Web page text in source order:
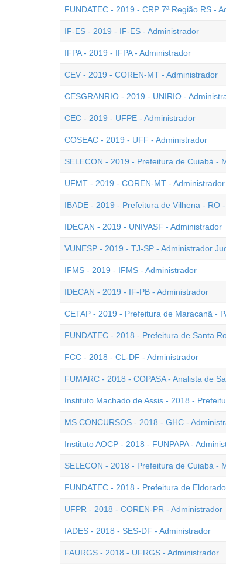
FUNDATEC - 2019 - CRP 7ª Região RS -
IF-ES - 2019 - IF-ES - Administrador
IFPA - 2019 - IFPA - Administrador
CEV - 2019 - COREN-MT - Administrador
CESGRANRIO - 2019 - UNIRIO -
CEC - 2019 - UFPE - Administrador
COSEAC - 2019 - UFF - Administrador
SELECON - 2019 - Prefeitura de Cuiabá -
UFMT - 2019 - COREN-MT - Administrador
IBADE - 2019 - Prefeitura de Vilhena - RO
IDECAN - 2019 - UNIVASF - Administrador
VUNESP - 2019 - TJ-SP - Administrador
IFMS - 2019 - IFMS - Administrador
IDECAN - 2019 - IF-PB - Administrador
CETAP - 2019 - Prefeitura de Maracanã -
FUNDATEC - 2018 - Prefeitura de Santa
FCC - 2018 - CL-DF - Administrador
FUMARC - 2018 - COPASA - Analista de
Instituto Machado de Assis - 2018 -
MS CONCURSOS - 2018 - GHC -
Instituto AOCP - 2018 - FUNPAPA -
SELECON - 2018 - Prefeitura de Cuiabá -
FUNDATEC - 2018 - Prefeitura de
UFPR - 2018 - COREN-PR - Administrador
IADES - 2018 - SES-DF - Administrador
FAURGS - 2018 - UFRGS - Administrador